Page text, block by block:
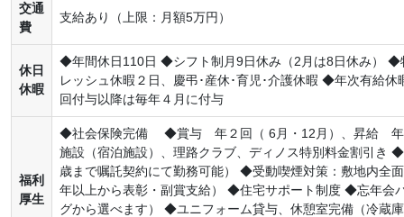
交通
費
支給あり（上限：月額5万円）
休日
休暇
◆年間休日110日 ◆シフト制月9日休み（2月は8日休み） ◆
レッシュ休暇２日、慶弔･産休･育児･介護休暇 ◆年次有給
回付与以降は毎年４月に付与
福利
厚生
◆社会保険完備 ◆賞与 年２回（ 6月・12月）、昇給 年
施設（宿泊施設）、理路クラブ、ディノス特別料金割引き
歳まで嘱託契約にて勤務可能） ◆受動喫煙対策：敷地内全
年以上から表彰・副賞支給） ◆住宅サポート制度 ◆忘年会
グから選べます） ◆ユニフォーム貸与、休憩室完備（冷蔵